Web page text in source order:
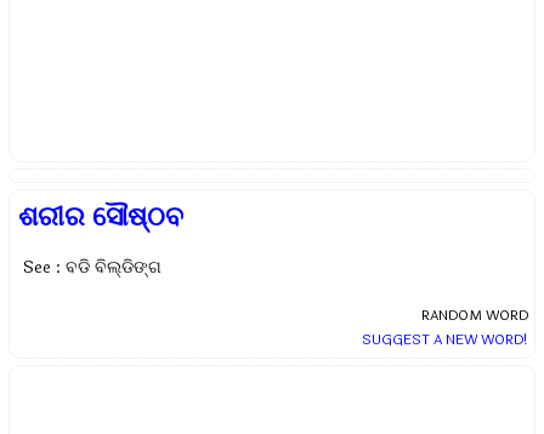
ଶରୀର ସୌଷ୍ଠବ
See : ବଡି ବିଲ୍ଡିଙ୍ଗ
RANDOM WORD
SUGGEST A NEW WORD!